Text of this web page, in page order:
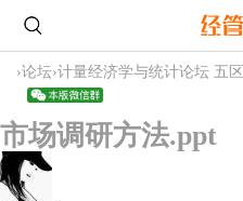
›论坛›计量经济学与统计论坛 五区
市场调研方法.ppt